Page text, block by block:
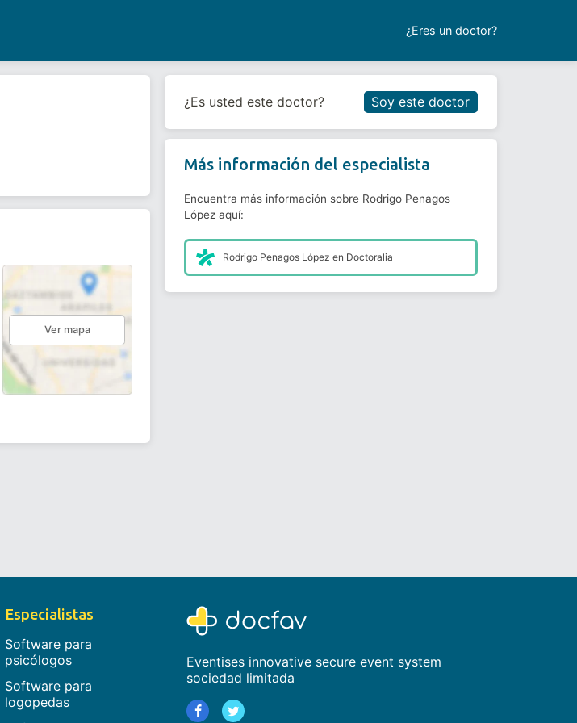
¿Eres un doctor?
Reservar cita
Ver mapa
¿Es usted este doctor? Soy este doctor
Más información del especialista
Encuentra más información sobre Rodrigo Penagos
López aquí:
Rodrigo Penagos López en Doctoralia
Especialistas
Software para
psicólogos
Software para
logopedas
Eventises innovative secure event system
sociedad limitada